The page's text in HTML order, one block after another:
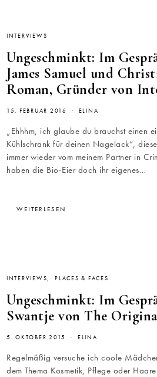
INTERVIEWS
Ungeschminkt: Im
James Samuel und
Roman, Gründer von
15. FEBRUAR 2016 ELINA
„Ehhhm, ich glaube du brauchst einen
Kühlschrank für deinen Nagelack“,
immer wieder vom meinem Partner in
haben die Bio-Eier doch ihr eigenes…
WEITERLESEN
INTERVIEWS PLACES & FACES
Ungeschminkt: Im
Swantje von The
5. OKTOBER 2015 ELINA
Regelmäßig versuche ich coole
dem Thema Kosmetik, Pflege oder